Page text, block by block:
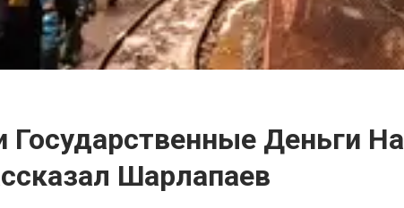
Государственные Деньги На
Шарлапаев